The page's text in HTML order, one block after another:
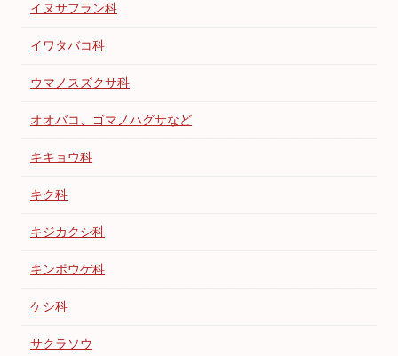
イヌサフラン科
イワタバコ科
ウマノスズクサ科
オオバコ、ゴマノハグサなど
キキョウ科
キク科
キジカクシ科
キンポウゲ科
ケシ科
サクラソウ